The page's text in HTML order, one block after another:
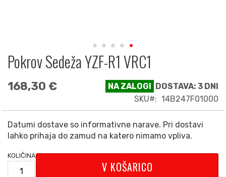
Pokrov Sedeža YZF-R1 VRC1
168,30 € NA ZALOGI DOSTAVA: 3 DNI
SKU
14B247F01000
Datumi dostave so informativne narave. Pri dostavi
lahko prihaja do zamud na katero nimamo vpliva.
KOLIČINA
V KOŠARICO
Preskoči
na
začetek
galerije